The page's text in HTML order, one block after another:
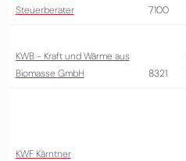
Steuerberater
7100
KWB - Kraft und Wärme aus
Biomasse GmbH
8321
KWF Kärntner